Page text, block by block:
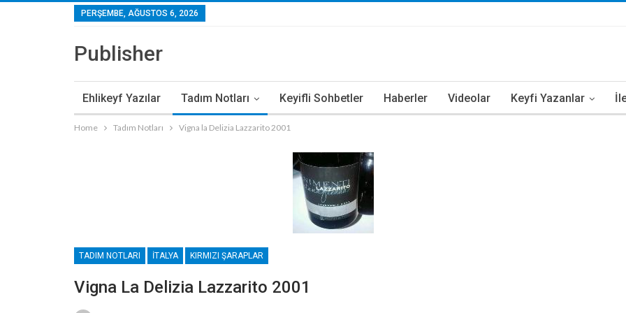
PERŞEMBE, AĞUSTOS 6, 2026
Publisher
Ehlikeyf Yazılar Tadım Notları Keyifli Sohbetler Haberler Videolar Keyfi Yazanlar
Home Tadım Notları Vigna la Delizia Lazzarito 2001
TADIM NOTLARI İTALYA KIRMIZI ŞARAPLAR
Vigna La Delizia Lazzarito 2001